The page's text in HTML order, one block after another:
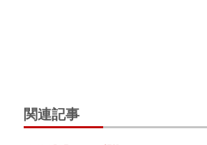
シ
関連記事